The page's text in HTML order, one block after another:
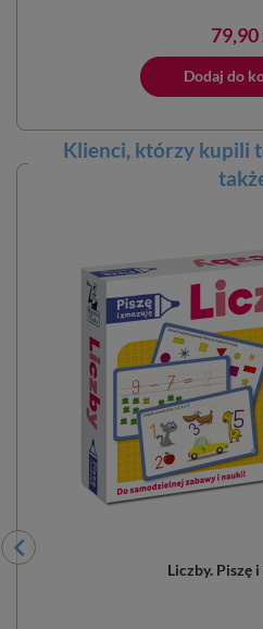
Cena
79,90
Dodaj do
Klienci, którzy kupili
Liczby. Piszę